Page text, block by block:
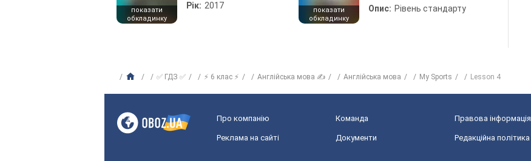
показати
обкладинку
Рік: 2017
показати
обкладинку
Опис: Рівень стандарту
✅ ГДЗ ✅ ⚡ 6 клас ⚡ Англійська мова ✍ Англійська мова My Sports Lesson 4
Про компанію Команда Правова інформація
Реклама на сайті Документи Редакційна політика